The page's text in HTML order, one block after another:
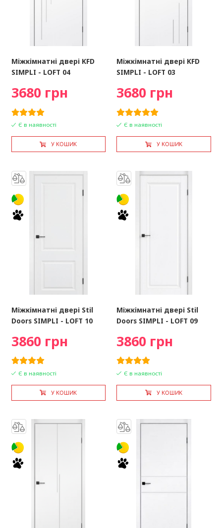
Міжкімнатні двері KFD
SIMPLI - LOFT 04
3680 грн
Є в наявності
У КОШИК
Міжкімнатні двері KFD
SIMPLI - LOFT 03
3680 грн
Є в наявності
У КОШИК
Міжкімнатні двері Stil
Doors SIMPLI - LOFT 10
3860 грн
Є в наявності
У КОШИК
Міжкімнатні двері Stil
Doors SIMPLI - LOFT 09
3860 грн
Є в наявності
У КОШИК